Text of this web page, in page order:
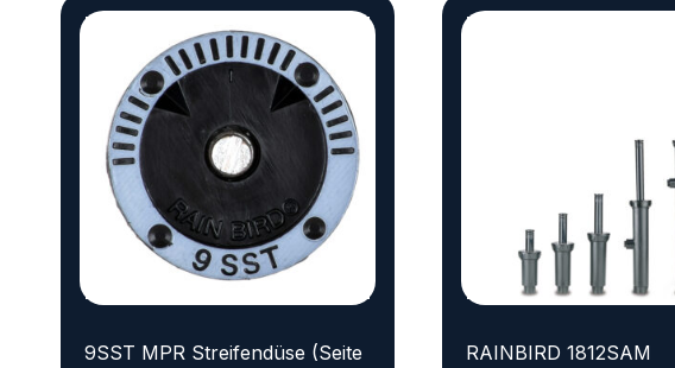
9SST MPR Streifendüse (Seite
RAINBIRD 1812SAM